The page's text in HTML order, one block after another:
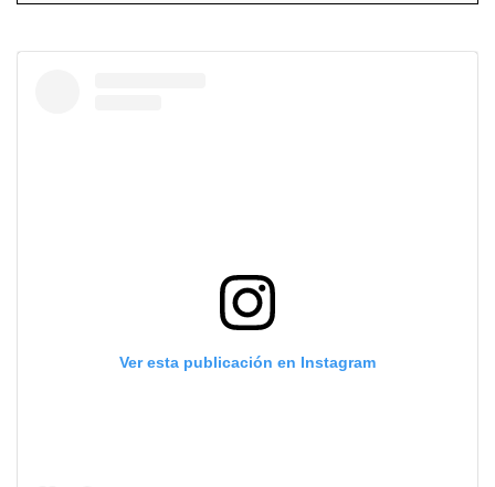
Ver esta publicación en Instagram